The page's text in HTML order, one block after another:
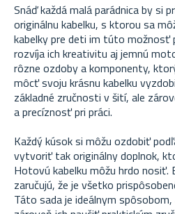
Snáď každá malá parádnica by si
originálnu kabelku, s ktorou sa
kabelky pre deti im túto možnosť
rozvíja ich kreativitu aj jemnú
rôzne ozdoby a komponenty,
môcť svoju krásnu kabelku
základné zručnosti v šití, ale
a precíznosť pri práci.
Každý kúsok si môžu ozdobiť
vytvoriť tak originálny doplnok,
Hotovú kabelku môžu hrdo nosiť.
zaručujú, že je všetko
Táto sada je ideálnym